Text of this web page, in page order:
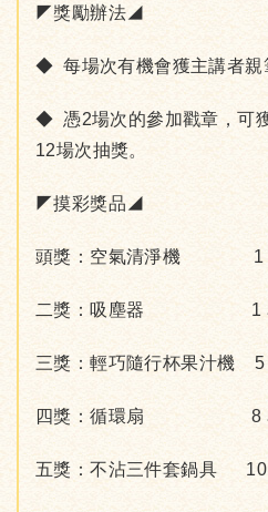
◤獎勵辦法◢
◆ 每場次有機會獲主講者親
◆ 憑2場次的參加戳章，可
12場次抽獎。
◤摸彩獎品◢
頭獎：空氣清淨機 1
二獎：吸塵器 1
三獎：輕巧隨行杯果汁機 5
四獎：循環扇 8
五獎：不沾三件套鍋具 10